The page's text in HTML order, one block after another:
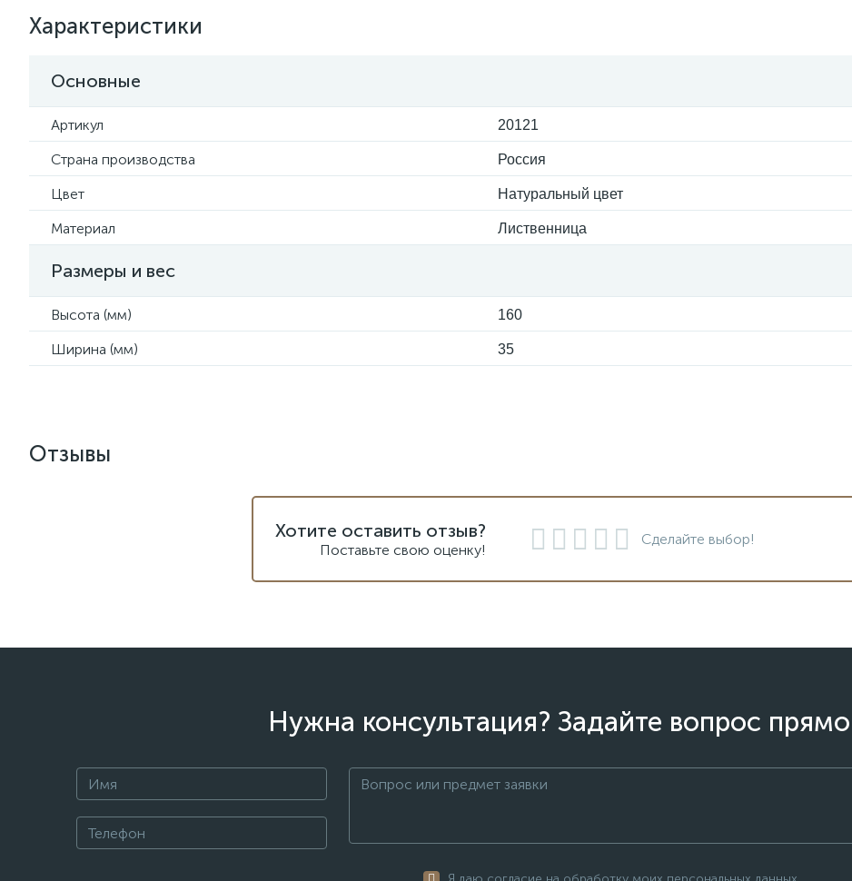
Характеристики
Основные
Артикул 20121
Страна производства Россия
Цвет Натуральный цвет
Материал Лиственница
Размеры и вес
Высота (мм) 160
Ширина (мм) 35
Отзывы
Хотите оставить отзыв?
Поставьте свою оценку!
Сделайте выбор!
Нужна консультация? Задайте вопрос